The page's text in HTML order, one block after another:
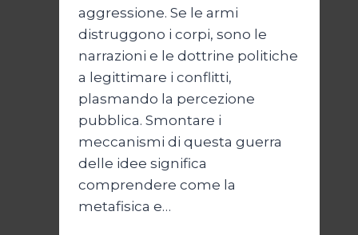
aggressione. Se le armi
distruggono i corpi, sono le
narrazioni e le dottrine politiche
a legittimare i conflitti,
plasmando la percezione
pubblica. Smontare i
meccanismi di questa guerra
delle idee significa
comprendere come la
metafisica e…